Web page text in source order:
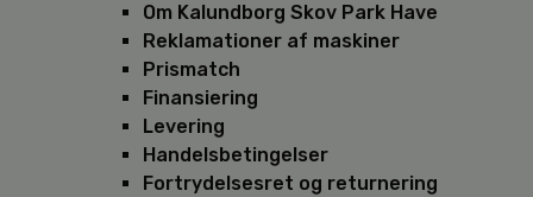
Om Kalundborg Skov Park Have
Reklamationer af maskiner
Prismatch
Finansiering
Levering
Handelsbetingelser
Fortrydelsesret og returnering